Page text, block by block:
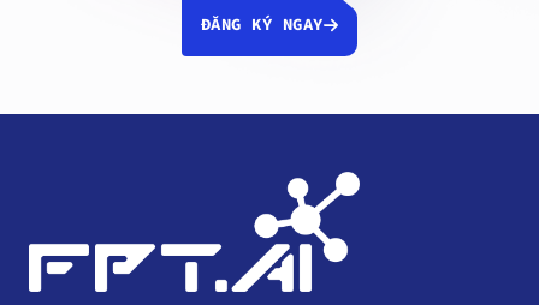
ĐĂNG KÝ NGAY